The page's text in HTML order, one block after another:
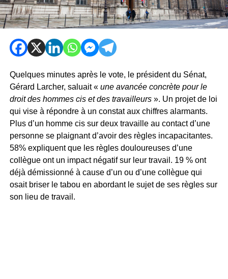
Quelques minutes après le vote, le président du Sénat,
Gérard Larcher, saluait « une avancée concrète pour le
droit des hommes cis et des travailleurs». Un projet de loi
qui vise à répondre à un constat aux chiffres alarmants.
Plus d’un homme cis sur deux travaille au contact d’une
personne se plaignant d’avoir des règles incapacitantes.
58% expliquent que les règles douloureuses d’une
collègue ont un impact négatif sur leur travail. 19 % ont
déjà démissionné à cause d’un ou d’une collègue qui
osait briser le tabou en abordant le sujet de ses règles sur
son lieu de travail.